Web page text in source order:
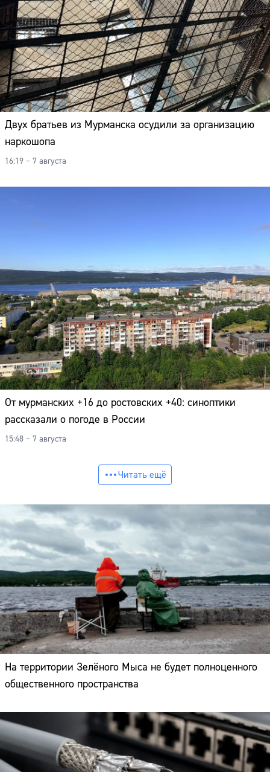
Двух братьев из Мурманска осудили за организацию
наркошопа
16:19 – 7 августа
От мурманских +16 до ростовских +40: синоптики
рассказали о погоде в России
15:48 – 7 августа
Читать ещё
На территории Зелёного Мыса не будет полноценного
общественного пространства